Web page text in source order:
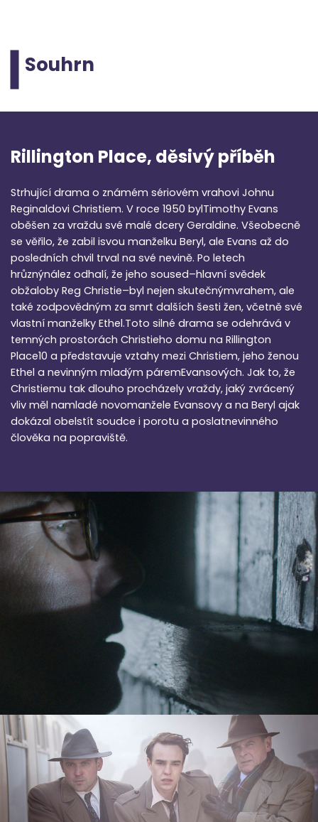
Souhrn
Rillington Place, děsivý příběh
Strhující drama o známém sériovém vrahovi Johnu
Reginaldovi Christiem. V roce 1950 bylTimothy Evans
oběšen za vraždu své malé dcery Geraldine. Všeobecně
se věřilo, že zabil isvou manželku Beryl, ale Evans až do
posledních chvil trval na své nevině. Po letech
hrůznýnález odhalí, že jeho soused–hlavní svědek
obžaloby Reg Christie–byl nejen skutečnýmvrahem, ale
také zodpovědným za smrt dalších šesti žen, včetně své
vlastní manželky Ethel.Toto silné drama se odehrává v
temných prostorách Christieho domu na Rillington
Place10 a představuje vztahy mezi Christiem, jeho ženou
Ethel a nevinným mladým páremEvansových. Jak to, že
Christiemu tak dlouho procházely vraždy, jaký zvrácený
vliv měl namladé novomanžele Evansovy a na Beryl ajak
dokázal obelstít soudce i porotu a poslatnevinného
člověka na popraviště.